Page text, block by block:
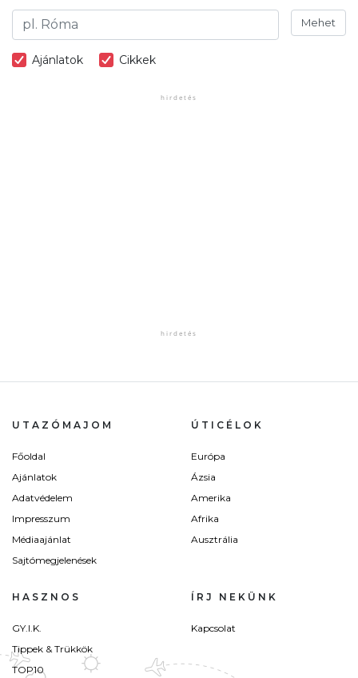
Mehet
Ajánlatok Cikkek
UTAZÓMAJOM
Főoldal
Ajánlatok
Adatvédelem
Impresszum
Médiaajánlat
Sajtómegjelenések
ÚTICÉLOK
Európa
Ázsia
Amerika
Afrika
Ausztrália
HASZNOS
GY.I.K.
Tippek & Trükkök
TOP10
ÍRJ NEKÜNK
Kapcsolat